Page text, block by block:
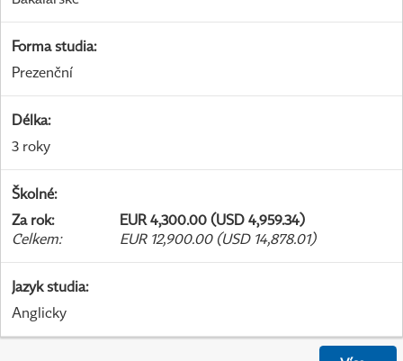
Forma studia:
Prezenční
Délka:
3 roky
Školné:
Za rok:
EUR 4,300.00 (USD 4,959.34)
Celkem: EUR 12,900.00 (USD 14,878.01)
Jazyk studia:
Anglicky